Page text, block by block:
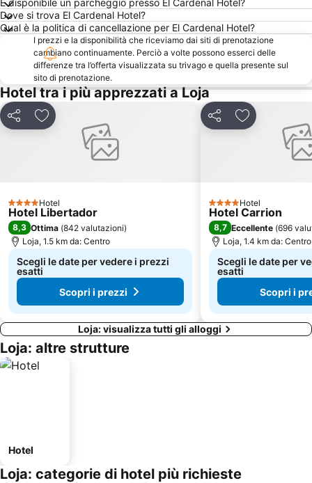
È disponibile un parcheggio presso El Cardenal Hotel?
Dove si trova El Cardenal Hotel?
Qual è la politica di cancellazione per El Cardenal Hotel?
I prezzi e la disponibilità che riceviamo dai siti di prenotazione
cambiano continuamente. Perciò a volte possono esserci delle
differenze tra l’offerta visualizzata su trivago e quella presente sul
sito di prenotazione.
Hotel tra i più apprezzati a Loja
CondividiAggiungi ai preferiti
4 StelleHotel
Hotel Libertador
8,3 Ottima (842 valutazioni)
Loja, 1.5 km da: Centro
Scegli le date per vedere i prezzi
esatti
Scopri i prezzi
CondividiAggiungi ai
4 StelleHotel
Hotel Carrion
8,7 Eccellente (696
Loja, 1.4 km da: Centro
Scegli le date per
esatti
Scopri i
Loja: visualizza tutti gli alloggi
Loja: altre strutture
Hotel
Loja: categorie di hotel più richieste